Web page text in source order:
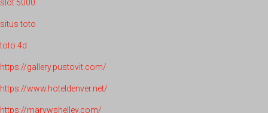
slot 5000
situs toto
toto 4d
https://gallery.pustovit.com/
https://www.hoteldenver.net/
https://marywshelley.com/